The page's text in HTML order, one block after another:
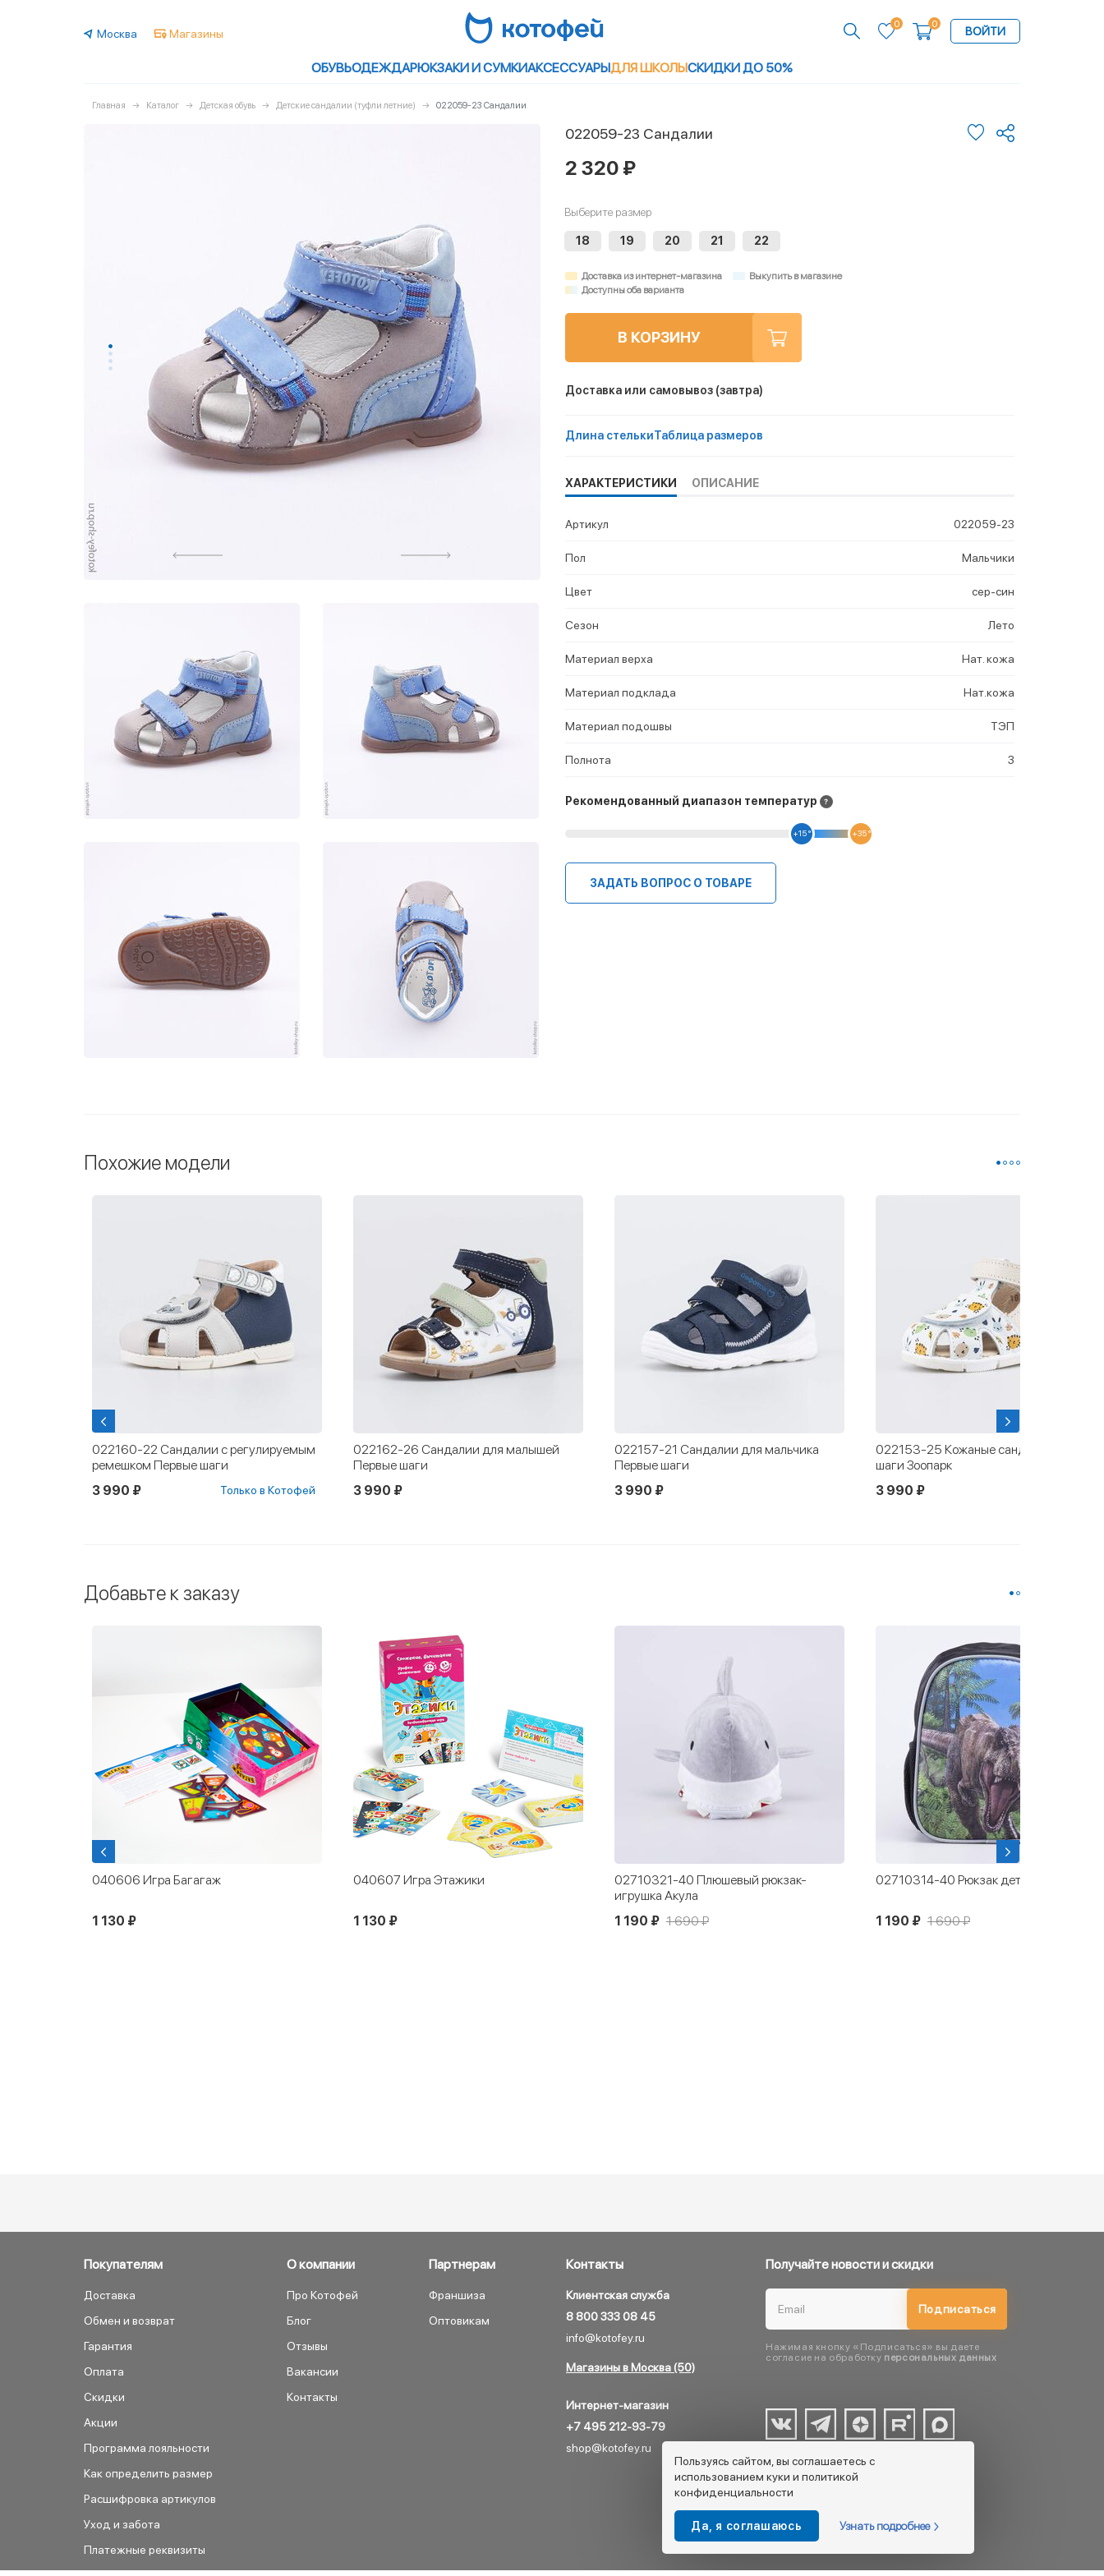
Москва Магазины
0 0
ВОЙТИ
ОБУВЬОДЕЖДАРЮКЗАКИ И СУМКИАКСЕССУАРЫДЛЯ ШКОЛЫСКИДКИ ДО 50%
Главная Каталог Детская обувь Детские сандалии (туфли летние) 022059-23 Сандалии
022059-23 Сандалии
2 320 ₽
Выберите размер
18 19 20 21 22
Доставка из интернет-магазина
Выкупить в магазине
Доступны оба варианта
В КОРЗИНУ
Доставка или самовывоз (завтра)
Длина стелькиТаблица размеров
ХАРАКТЕРИСТИКИ ОПИСАНИЕ
Артикул 022059-23
Пол Мальчики
Цвет сер-син
Сезон Лето
Материал верха Нат. кожа
Материал подклада Нат.кожа
Материал подошвы ТЭП
Полнота 3
Рекомендованный диапазон температур
+15 ° +35 °
ЗАДАТЬ ВОПРОС О ТОВАРЕ
Похожие модели
022160-22 Сандалии с регулируемым
ремешком Первые шаги
3 990 ₽
Только в Котофей
022162-26 Сандалии для малышей
Первые шаги
3 990 ₽
022157-21 Сандалии для мальчика
Первые шаги
3 990 ₽
022153-25 Кожаные сандалии Первые
шаги Зоопарк
3 990 ₽
Добавьте к заказу
040606 Игра Багагаж
1 130 ₽
040607 Игра Этажики
1 130 ₽
02710321-40 Плюшевый рюкзак-
игрушка Акула
1 190 ₽ 1 690 ₽
02710314-40 Рюкзак детский черный
1 190 ₽ 1 690 ₽
Покупателям
Доставка
Обмен и возврат
Гарантия
Оплата
Скидки
Акции
Программа лояльности
Как определить размер
Расшифровка артикулов
Уход и забота
Платежные реквизиты
О компании
Про Котофей
Блог
Отзывы
Вакансии
Контакты
Партнерам
Франшиза
Оптовикам
Контакты
Клиентская служба
8 800 333 08 45
info@kotofey.ru
Магазины в Москва (50)
Интернет-магазин
+7 495 212-93-79
shop@kotofey.ru
Получайте новости и скидки
Подписаться
Нажимая кнопку «Подписаться» вы даете
согласие на обработку персональных данных
Пользуясь сайтом, вы соглашаетесь с
использованием куки и политикой
конфиденциальности
Да, я соглашаюсь Узнать подробнее